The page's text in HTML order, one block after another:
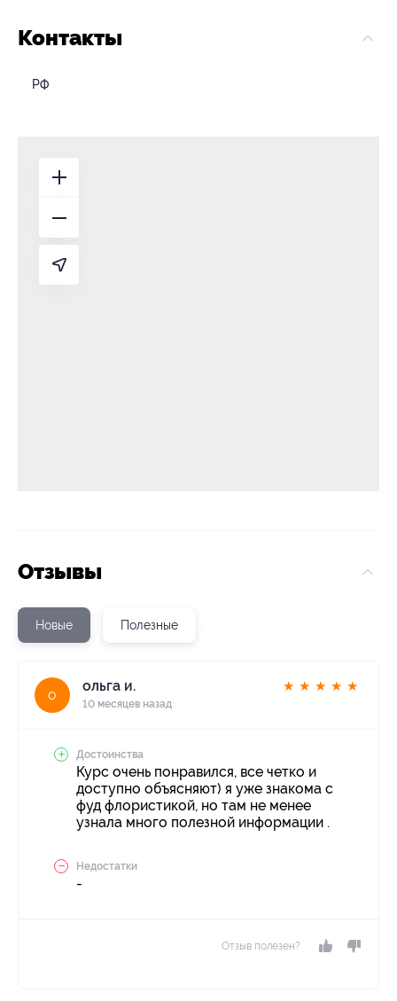
Контакты
РФ
Отзывы
Новые Полезные
о
ольга и.
10 месяцев назад
★ ★ ★ ★ ★
Достоинства
Курс очень понравился, все четко и
доступно объясняют) я уже знакома с
фуд флористикой, но там не менее
узнала много полезной информации .
Недостатки
-
Отзыв полезен?